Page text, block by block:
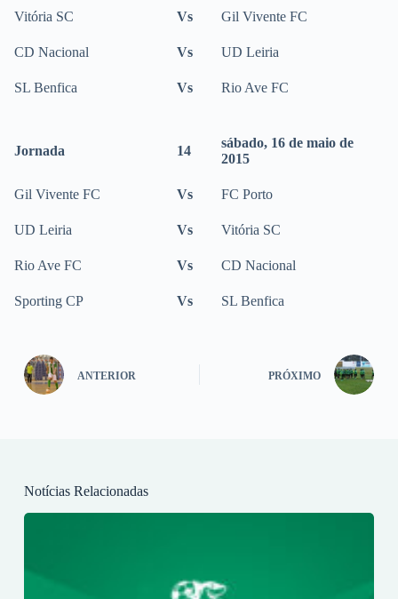
Vitória SC Vs Gil Vivente FC
CD Nacional Vs UD Leiria
SL Benfica Vs Rio Ave FC
Jornada 14
sábado, 16 de maio de
2015
Gil Vivente FC Vs FC Porto
UD Leiria Vs Vitória SC
Rio Ave FC Vs CD Nacional
Sporting CP Vs SL Benfica
ANTERIOR PRÓXIMO
Notícias Relacionadas